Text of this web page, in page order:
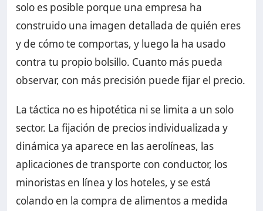
solo es posible porque una empresa ha
construido una imagen detallada de quién eres
y de cómo te comportas, y luego la ha usado
contra tu propio bolsillo. Cuanto más pueda
observar, con más precisión puede fijar el precio.
La táctica no es hipotética ni se limita a un solo
sector. La fijación de precios individualizada y
dinámica ya aparece en las aerolíneas, las
aplicaciones de transporte con conductor, los
minoristas en línea y los hoteles, y se está
colando en la compra de alimentos a medida